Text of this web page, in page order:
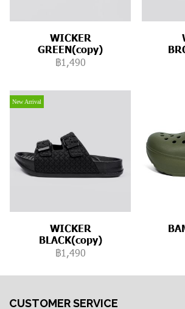
WICKER
GREEN(copy)
฿1,490
New Arrival
WICKER
BLACK(copy)
฿1,490
CUSTOMER SERVICE